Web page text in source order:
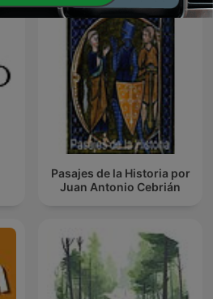
Pasajes de la Historia por
Juan Antonio Cebrián